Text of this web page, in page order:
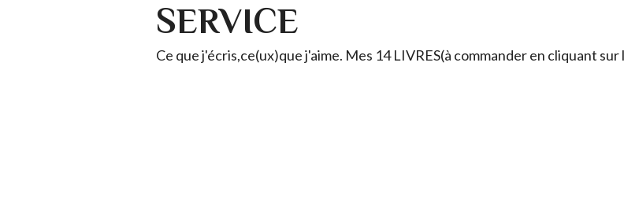
SERVICE
Ce que j'écris,ce(ux)que j'aime. Mes 14 LIVRES(à commander en cliquant